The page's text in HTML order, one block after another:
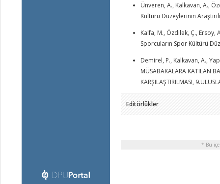
Ünveren, A., Kalkavan, A.,
Kültürü Düzeylerinin
Kalfa, M., Özdilek, Ç., Ersoy,
Sporcuların Spor Kültürü
Demirel, P., Kalkavan, A.,
MÜSABAKALARA KATILAN
KARŞILAŞTIRILMASI,
Editörlükler
* Bu